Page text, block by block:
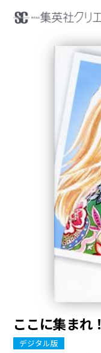
ここに集まれ！
デジタル版